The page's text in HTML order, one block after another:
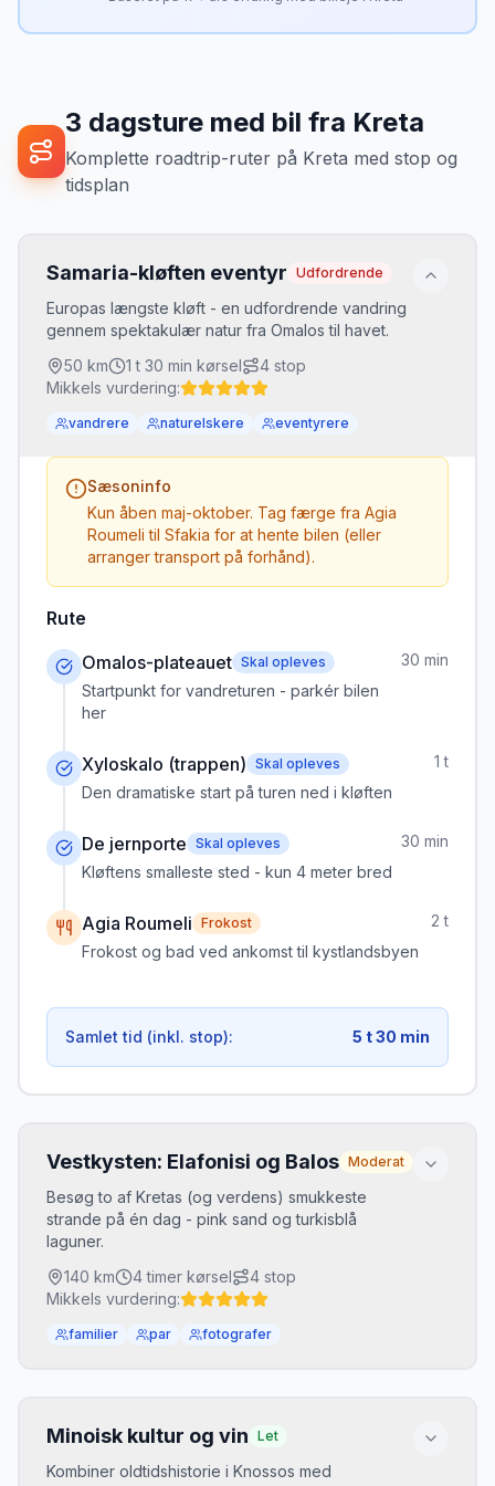
3 dagsture med bil fra Kreta
Komplette roadtrip-ruter på Kreta med stop og
tidsplan
Samaria-kløften eventyr Udfordrende
Europas længste kløft - en udfordrende vandring
gennem spektakulær natur fra Omalos til havet.
50 km 1 t 30 min kørsel 4 stop
Mikkels vurdering:
vandrere naturelskere eventyrere
Sæsoninfo
Kun åben maj-oktober. Tag færge fra Agia
Roumeli til Sfakia for at hente bilen (eller
arranger transport på forhånd).
Rute
Omalos-plateauet Skal opleves
Startpunkt for vandreturen - parkér bilen
her
30 min
Xyloskalo (trappen) Skal opleves
Den dramatiske start på turen ned i kløften
1 t
De jernporte Skal opleves
Kløftens smalleste sted - kun 4 meter bred
30 min
Agia Roumeli Frokost
Frokost og bad ved ankomst til kystlandsbyen
2 t
Samlet tid (inkl. stop): 5 t 30 min
Vestkysten: Elafonisi og Balos Moderat
Besøg to af Kretas (og verdens) smukkeste
strande på én dag - pink sand og turkisblå
laguner.
140 km 4 timer kørsel 4 stop
Mikkels vurdering:
familier par fotografer
De sidste km til Balos er grusvej - kør
langsomt. Alternativt tag båd fra Kissamos.
Minoisk kultur og vin Let
Kombiner oldtidshistorie i Knossos med